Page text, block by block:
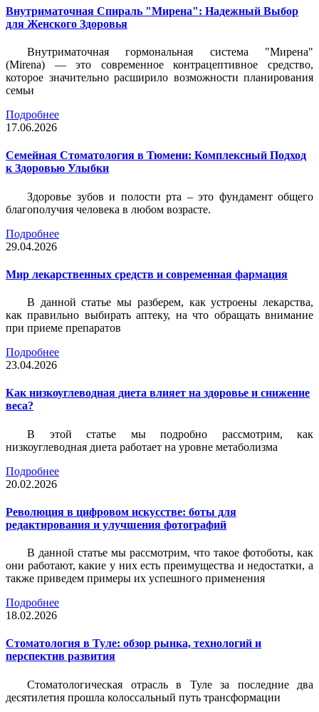
Внутриматочная Спираль "Мирена": Надежный Выбор
для Женского Здоровья
Внутриматочная гормональная система "Мирена"
(Mirena) — это современное контрацептивное средство,
которое значительно расширило возможности планирования
семьи
Подробнее
17.06.2026
Семейная Стоматология в Тюмени: Комплексный Подход
к Здоровью Улыбки
Здоровье зубов и полости рта – это фундамент общего
благополучия человека в любом возрасте.
Подробнее
29.04.2026
Мир лекарственных средств и современная фармация
В данной статье мы разберем, как устроены лекарства,
как правильно выбирать аптеку, на что обращать внимание
при приеме препаратов
Подробнее
23.04.2026
Как низкоуглеводная диета влияет на здоровье и снижение
веса?
В этой статье мы подробно рассмотрим, как
низкоуглеводная диета работает на уровне метаболизма
Подробнее
20.02.2026
Революция в цифровом искусстве: боты для
редактирования и улучшения фотографий
В данной статье мы рассмотрим, что такое фотоботы, как
они работают, какие у них есть преимущества и недостатки, а
также приведем примеры их успешного применения
Подробнее
18.02.2026
Стоматология в Туле: обзор рынка, технологий и
перспектив развития
Стоматологическая отрасль в Туле за последние два
десятилетия прошла колоссальный путь трансформации